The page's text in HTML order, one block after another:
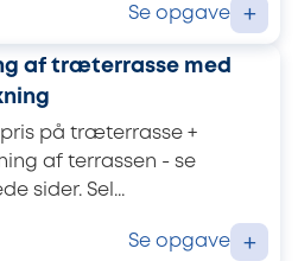
Se opgave +
af træterrasse med
pris på træterrasse +
af terrassen - se
sider. Sel...
Se opgave +